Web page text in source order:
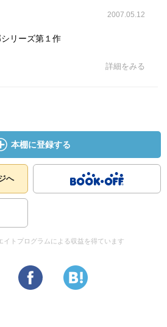
2007.05.12
リーズ第１作
詳細をみる
本棚に登録する
へ
イトプログラムによる収益を得ています